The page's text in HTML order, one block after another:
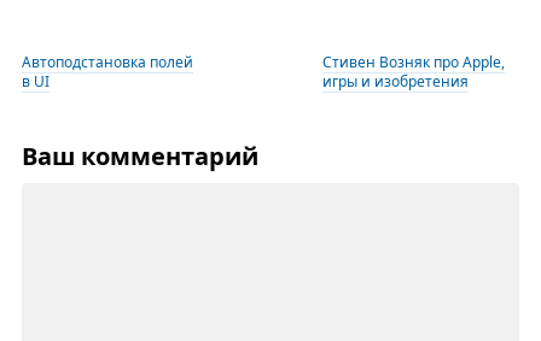
Автоподстановка полей
в UI
Стивен Возняк про Apple,
игры и изобретения
Ваш комментарий